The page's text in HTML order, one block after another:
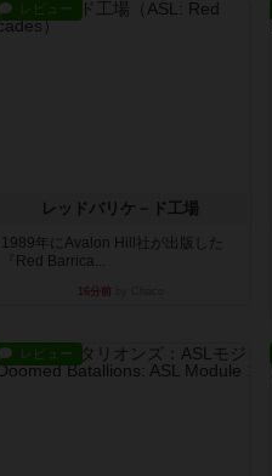
レビュー
レッドバリケ－ド工場
1989年にAvalon Hill社が出版した
『Red Barrica...
16分前
レビュー